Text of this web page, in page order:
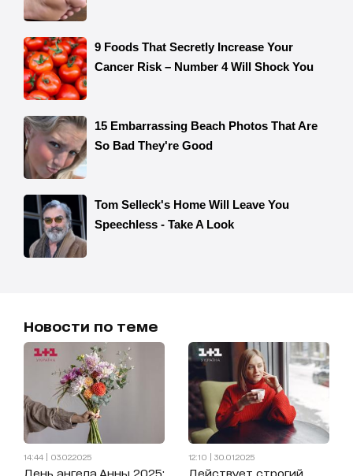
Новости по теме
14:44 | 03.02.2025
День ангела Анны 2025:
12:10 | 30.01.2025
Действует строгий